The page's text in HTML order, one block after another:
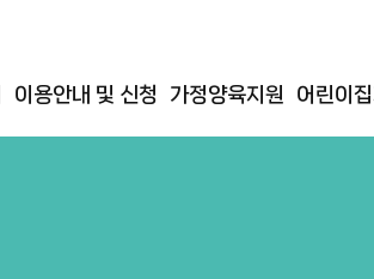
이용안내 및 신청 가정양육지원 어린이